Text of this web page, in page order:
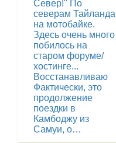
Север!" По
северам Тайланда
на мотобайке.
Здесь очень много
побилось на
старом форуме/
хостинге...
Восстанавливаю
Фактически, это
продолжение
поездки в
Камбоджу из
Самуи, о…